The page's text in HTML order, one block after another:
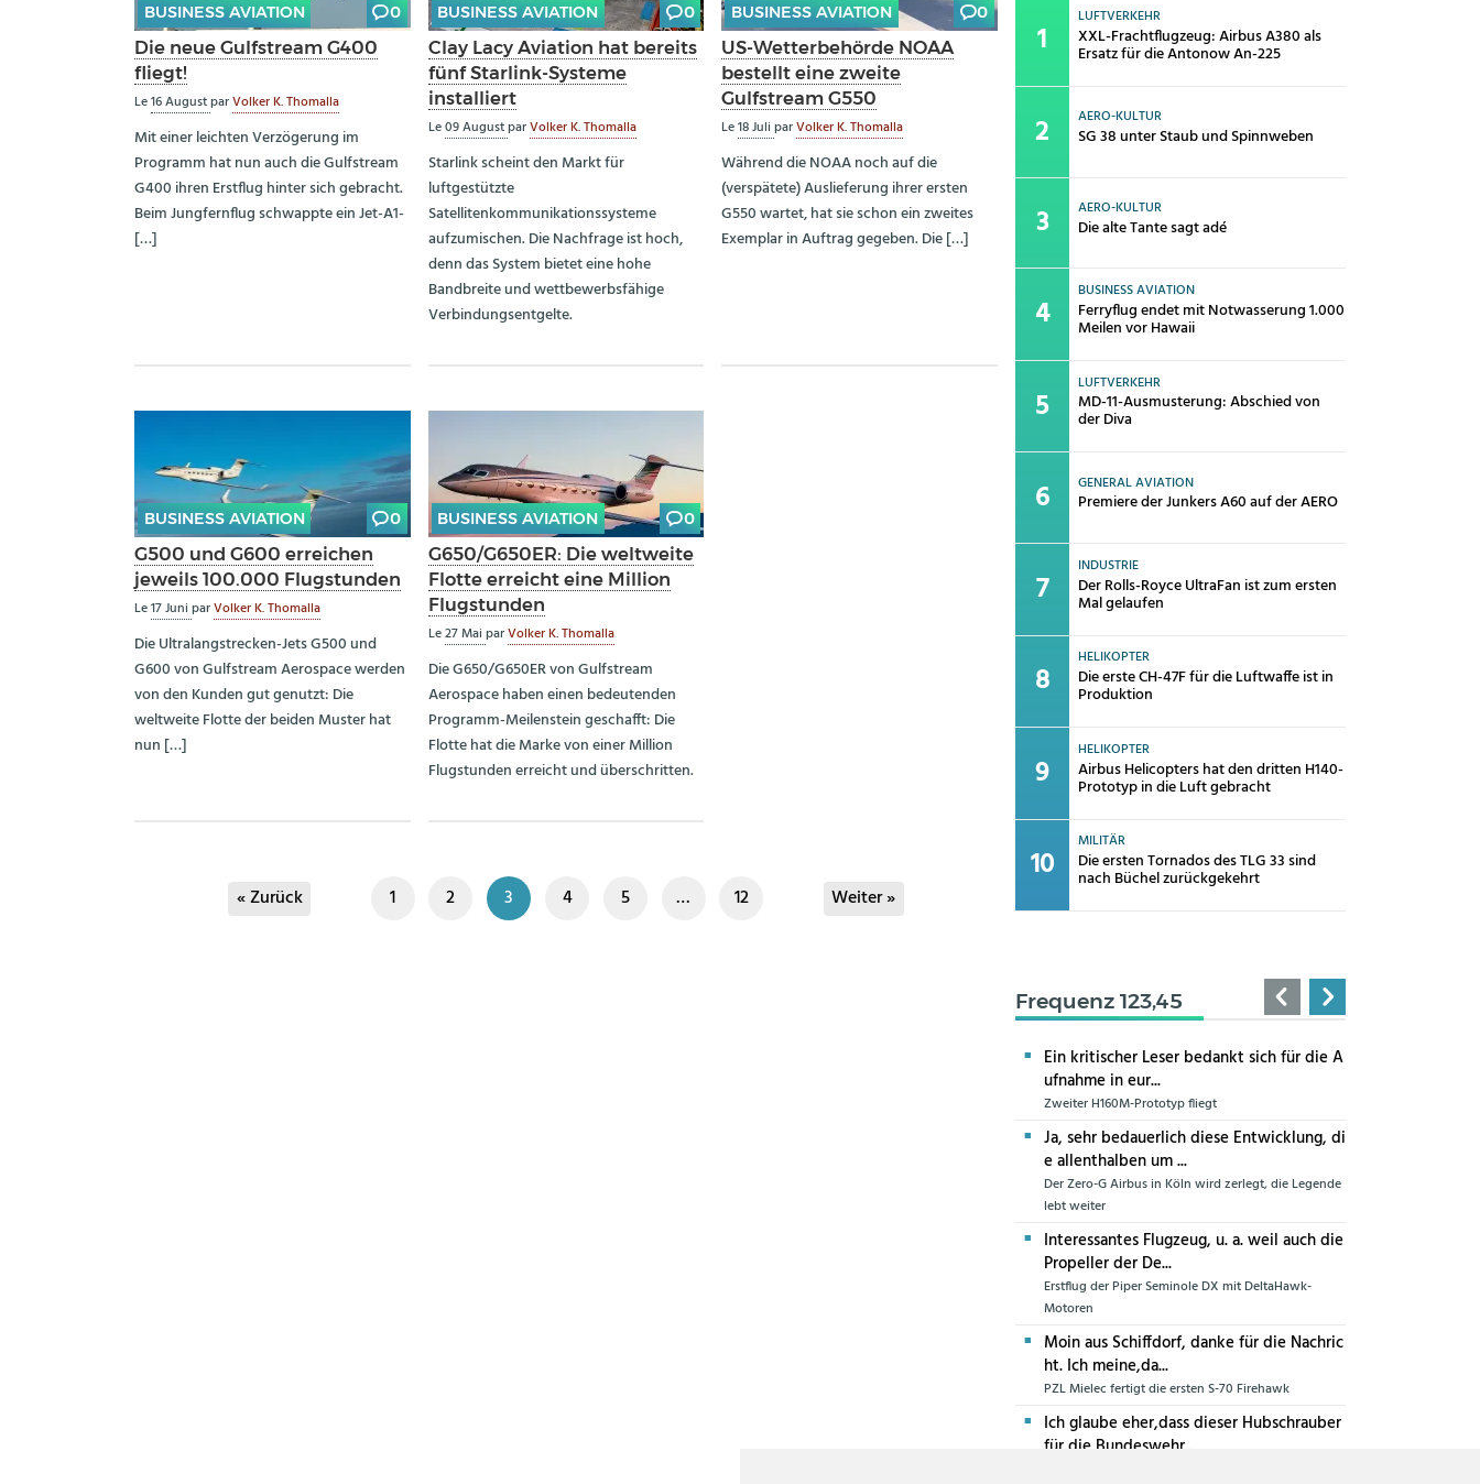
BUSINESS AVIATION 0
Die neue Gulfstream G400
fliegt!
Le16 AugustparVolker K. Thomalla
Mit einer leichten Verzögerung im
Programm hat nun auch die Gulfstream
G400 ihren Erstflug hinter sich gebracht.
Beim Jungfernflug schwappte ein Jet-A1-
[…]
BUSINESS AVIATION 0
Clay Lacy Aviation hat bereits
fünf Starlink-Systeme
installiert
Le09 AugustparVolker K. Thomalla
Starlink scheint den Markt für
luftgestützte
Satellitenkommunikationssysteme
aufzumischen. Die Nachfrage ist hoch,
denn das System bietet eine hohe
Bandbreite und wettbewerbsfähige
Verbindungsentgelte.
BUSINESS AVIATION 0
US-Wetterbehörde NOAA
bestellt eine zweite
Gulfstream G550
Le18 JuliparVolker K. Thomalla
Während die NOAA noch auf die
(verspätete) Auslieferung ihrer ersten
G550 wartet, hat sie schon ein zweites
Exemplar in Auftrag gegeben. Die […]
BUSINESS AVIATION 0
G500 und G600 erreichen
jeweils 100.000 Flugstunden
Le17 Juni parVolker K. Thomalla
Die Ultralangstrecken-Jets G500 und
G600 von Gulfstream Aerospace werden
von den Kunden gut genutzt: Die
weltweite Flotte der beiden Muster hat
nun […]
BUSINESS AVIATION 0
G650/G650ER: Die weltweite
Flotte erreicht eine Million
Flugstunden
Le27 Mai parVolker K. Thomalla
Die G650/G650ER von Gulfstream
Aerospace haben einen bedeutenden
Programm-Meilenstein geschafft: Die
Flotte hat die Marke von einer Million
Flugstunden erreicht und überschritten.
« Zurück 1 2 3 4 5 … 12 Weiter »
LUFTVERKEHR
XXL-Frachtflugzeug: Airbus A380 als
Ersatz für die Antonow An-225
AERO-KULTUR
SG 38 unter Staub und Spinnweben
AERO-KULTUR
Die alte Tante sagt adé
BUSINESS AVIATION
Ferryflug endet mit Notwasserung 1.000
Meilen vor Hawaii
LUFTVERKEHR
MD-11-Ausmusterung: Abschied von
der Diva
GENERAL AVIATION
Premiere der Junkers A60 auf der AERO
INDUSTRIE
Der Rolls-Royce UltraFan ist zum ersten
Mal gelaufen
HELIKOPTER
Die erste CH-47F für die Luftwaffe ist in
Produktion
HELIKOPTER
Airbus Helicopters hat den dritten H140-
Prototyp in die Luft gebracht
MILITÄR
Die ersten Tornados des TLG 33 sind
nach Büchel zurückgekehrt
Frequenz 123,45
Ein kritischer Leser bedankt sich für die A
ufnahme in eur...
Zweiter H160M-Prototyp fliegt
Ja, sehr bedauerlich diese Entwicklung, di
e allenthalben um ...
Der Zero-G Airbus in Köln wird zerlegt, die Legende
lebt weiter
Interessantes Flugzeug, u. a. weil auch die
Propeller der De...
Erstflug der Piper Seminole DX mit DeltaHawk-
Motoren
Moin aus Schiffdorf, danke für die Nachric
ht. Ich meine,da...
PZL Mielec fertigt die ersten S-70 Firehawk
Ich glaube eher,dass dieser Hubschrauber
für die Bundeswehr...